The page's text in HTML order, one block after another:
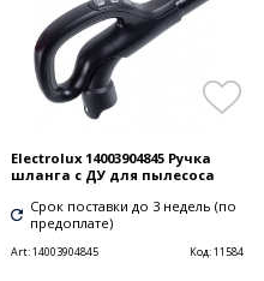
Electrolux 14003904845 Ручка
шланга с ДУ для пылесоса
Срок поставки до 3 недель (по
предоплате)
Art:14003904845 Код:11584